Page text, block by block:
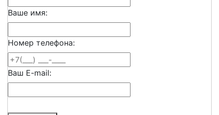
Ваше имя:
Номер телефона:
Ваш E-mail: